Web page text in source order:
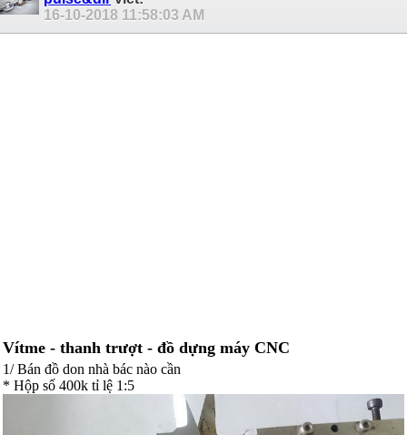
16-10-2018 11:58:03 AM
Vítme - thanh trượt - đồ dựng máy CNC
1/ Bán đồ don nhà bác nào cần
* Hộp số 400k tỉ lệ 1:5